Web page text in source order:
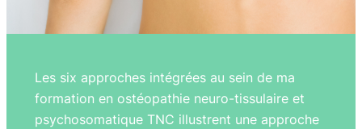
Les six approches intégrées au sein de ma
formation en ostéopathie neuro-tissulaire et
psychosomatique TNC illustrent une approche